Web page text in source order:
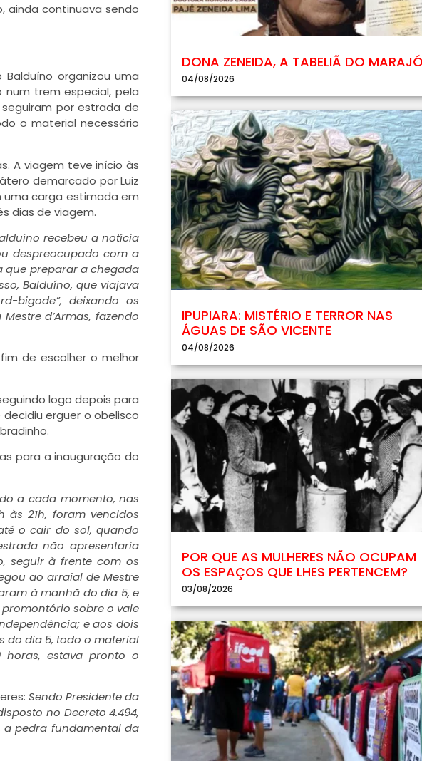
ainda continuava sendo
organizou uma
num trem especial, pela
por estrada de
o material necessário
A viagem teve início às
demarcado por Luiz
uma carga estimada em
dias de viagem.
recebeu a notícia
despreocupado com a
que preparar a chegada
Balduíno, que viajava
bigode”, deixando os
d’Armas, fazendo
de escolher o melhor
logo depois para
erguer o obelisco
para a inauguração do
a cada momento, nas
21h, foram vencidos
o cair do sol, quando
não apresentaria
seguir à frente com os
ao arraial de Mestre
à manhã do dia 5, e
sobre o vale
e aos dois
do dia 5, todo o material
estava pronto o
Sendo Presidente da
no Decreto 4.494,
a pedra fundamental da
DONA ZENEIDA, A TABELIÃ DO
04/08/2026
IPUPIARA: MISTÉRIO E TERROR NAS
ÁGUAS DE SÃO VICENTE
04/08/2026
POR QUE AS MULHERES NÃO OCUPAM
OS ESPAÇOS QUE LHES PERTENCEM?
03/08/2026